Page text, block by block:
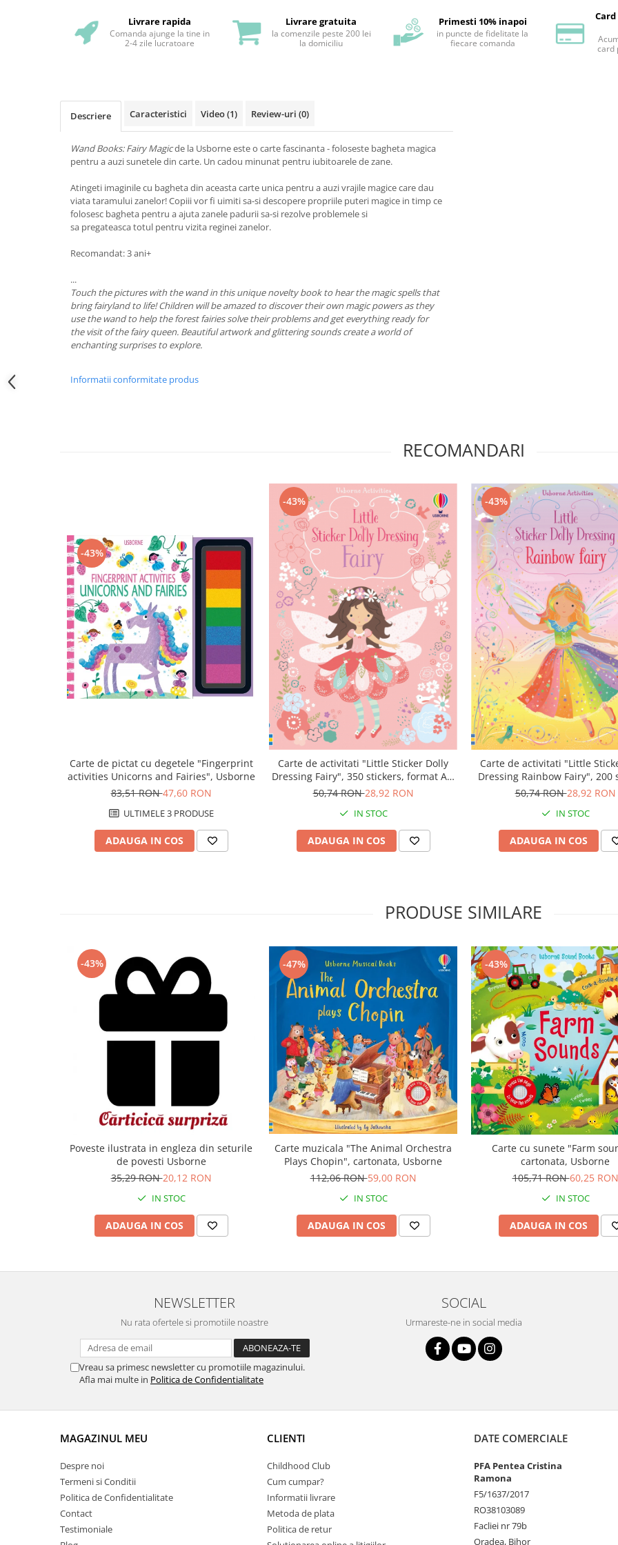
Livrare rapida
Comanda ajunge la tine in
2-4 zile lucratoare
Livrare gratuita
la comenzile peste 200 lei
la domiciliu
Primesti 10% inapoi
in puncte de fidelitate la
fiecare comanda
card
Descriere Caracteristici Video(1) Review-uri (0)
Wand Books: Fairy Magicde la Usborneeste o carte fascinanta - foloseste bagheta magica
pentru a auzi sunetele din carte. Un cadou minunat pentru iubitoarele de zane.
Atingeti imaginile cu bagheta din aceasta carte unica pentru a auzi vrajile magice care dau
viata taramului zanelor! Copiii vor fi uimiti sa-si descopere propriile puteri magice in timp ce
folosesc bagheta pentru a ajuta zanele padurii sa-si rezolve problemele si
sa pregateasca totul pentru vizita reginei zanelor.
Recomandat: 3 ani+
...
Touch the pictures with the wand in this unique novelty book to hear the magic spells that
bring fairyland to life! Children will be amazed to discover their own magic powers as they
use the wand to help the forest fairies solve their problems and get everything ready for
the visit of the fairy queen. Beautiful artwork and glittering sounds create a world of
enchanting surprises to explore.
Informatii conformitate produs
RECOMANDARI
-43%
Carte de pictat cu degetele "Fingerprint
activities Unicorns and Fairies", Usborne
83,51 RON47,60 RON
ULTIMELE 3 PRODUSE
ADAUGA IN COS
-43%
Carte de activitati "Little Sticker Dolly
Dressing Fairy", 350 stickers, format A5,
Usborne
50,74 RON28,92 RON
IN STOC
ADAUGA IN COS
-43%
Carte de activitati "Little
Dressing Rainbow Fairy", 200
format A5, Usborne
50,74 RON28,92 RON
IN STOC
ADAUGA IN COS
PRODUSE SIMILARE
-43%
Poveste ilustrata in engleza din seturile
de povesti Usborne
35,29 RON20,12 RON
IN STOC
ADAUGA IN COS
-47%
Carte muzicala "The Animal Orchestra
Plays Chopin", cartonata, Usborne
112,06 RON59,00 RON
IN STOC
ADAUGA IN COS
-43%
Carte cu sunete "Farm
cartonata, Usborne
105,71 RON60,25 RON
IN STOC
ADAUGA IN COS
NEWSLETTER
Nu rata ofertele si promotiile noastre
Vreau sa primesc newsletter cu promotiile magazinului.
Afla mai multe in Politica de Confidentialitate
SOCIAL
Urmareste-ne in social media
MAGAZINUL MEU
Despre noi
Termeni si Conditii
Politica de Confidentialitate
Contact
Testimoniale
CLIENTI
Childhood Club
Cum cumpar?
Informatii livrare
Metoda de plata
Politica de retur
DATE COMERCIALE
PFA Pentea Cristina
Ramona
F5/1637/2017
RO38103089
Facliei nr 79b
Oradea, Bihor